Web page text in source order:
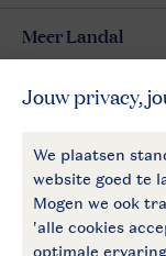
Meer Landal